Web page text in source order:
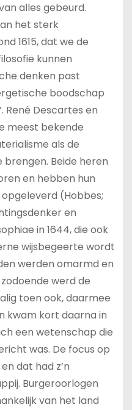
alles gebeurd.
het sterk
1615, dat we de
kunnen
denken past
boodschap
René Descartes en
meest bekende
als de
Beide heren
en hebben hun
(Hobbes;
en
in 1644, die ook
wijsbegeerte wordt
werden omarmd en
werd de
toen ook, daarmee
kwam kort daarna in
een wetenschap die
was. De focus op
dat had z’n
Burgeroorlogen
van het land